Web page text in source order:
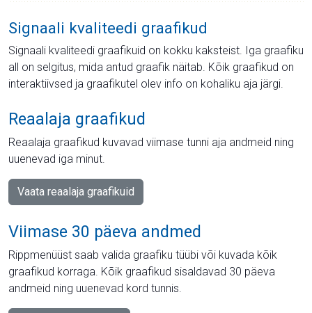
Signaali kvaliteedi graafikud
Signaali kvaliteedi graafikuid on kokku kaksteist. Iga graafiku
all on selgitus, mida antud graafik näitab. Kõik graafikud on
interaktiivsed ja graafikutel olev info on kohaliku aja järgi.
Reaalaja graafikud
Reaalaja graafikud kuvavad viimase tunni aja andmeid ning
uuenevad iga minut.
Vaata reaalaja graafikuid
Viimase 30 päeva andmed
Rippmenüüst saab valida graafiku tüübi või kuvada kõik
graafikud korraga. Kõik graafikud sisaldavad 30 päeva
andmeid ning uuenevad kord tunnis.